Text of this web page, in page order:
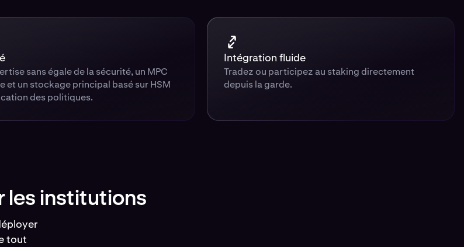
sans égale de la sécurité, un MPC
et un stockage principal basé sur HSM
des politiques.
Intégration fluide
Tradez ou participez au staking directement
depuis la garde.
les institutions
tout